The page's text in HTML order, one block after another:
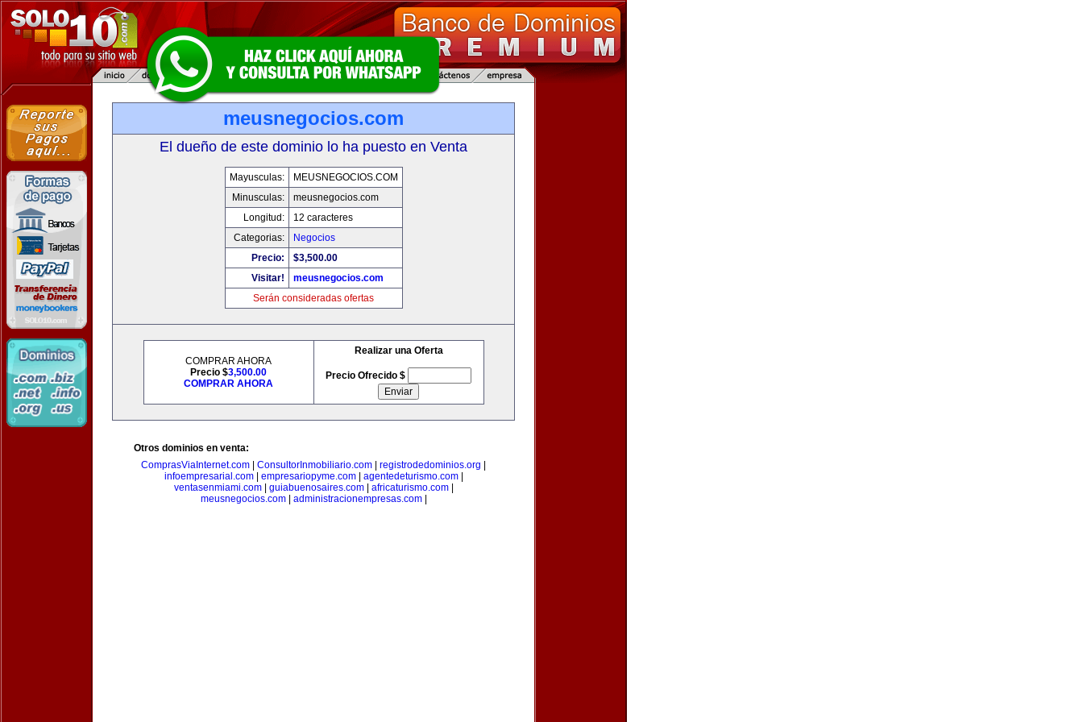
meusnegocios.com
El dueño de este dominio lo ha puesto en Venta
Mayusculas:
MEUSNEGOCIOS.COM
Minusculas:
meusnegocios.com
Longitud:
12 caracteres
Categorias:
Negocios
Precio:
$3,500.00
Visitar!
meusnegocios.com
Serán consideradas ofertas
COMPRAR AHORA
Precio $3,500.00
COMPRAR AHORA
Realizar una Oferta
Precio Ofrecido $
Otros dominios en venta:
ComprasViaInternet.com
ConsultorInmobiliario.com registrodedominios.org
infoempresarial.com| empresariopyme.com| agentedeturismo.com|
ventasenmiami.com| guiabuenosaires.com| africaturismo.com|
meusnegocios.com| administracionempresas.com|